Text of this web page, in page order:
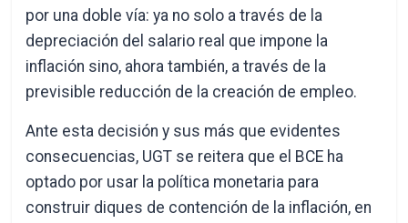
por una doble vía: ya no solo a través de la
depreciación del salario real que impone la
inflación sino, ahora también, a través de la
previsible reducción de la creación de empleo.
Ante esta decisión y sus más que evidentes
consecuencias, UGT se reitera que el BCE ha
optado por usar la política monetaria para
construir diques de contención de la inflación, en